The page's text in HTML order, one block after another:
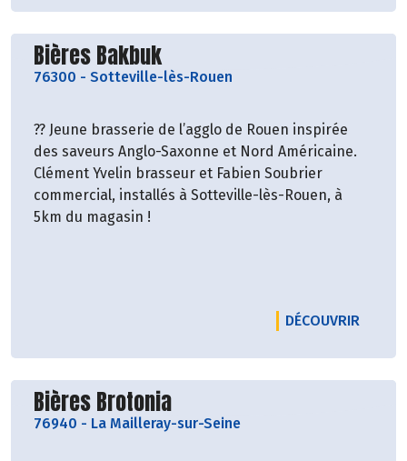
Découvrir le producteur
Bières Bakbuk
76300 - Sotteville-lès-Rouen
?? Jeune brasserie de l’agglo de Rouen inspirée
des saveurs Anglo-Saxonne et Nord Américaine.
Clément Yvelin brasseur et Fabien Soubrier
commercial, installés à Sotteville-lès-Rouen, à
5km du magasin !
DÉCOUVRIR
Découvrir le producteur
Bières Brotonia
76940 - La Mailleray-sur-Seine